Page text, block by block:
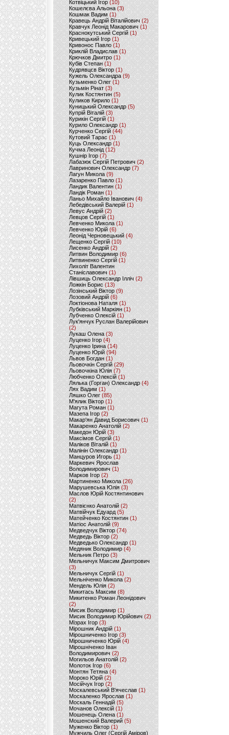
Котвіцький Ігор (10)
Кошелєва Альона(3)
Кошмак Вадим (1)
Кравець Андрій Віталійович (2)
Кравчук Леонід Макарович (1)
Краснокутський Сергій (1)
Кривецький Ігор (1)
Кривонос Павло (1)
Криклій Владислав (1)
Крючков Дмитро(1)
Кубів Степан(1)
Кудрявцєв Віктор (1)
Кужель Олександра (9)
Кузьменко Олег (1)
Кузьмін Рінат(3)
Кулик Костянтин(5)
Куликов Кирило (1)
Куницький Олександр (5)
Купрій Віталій (3)
Курикін Сергій(1)
Курило Олександр (1)
Курченко Сергій (44)
Кутовий Тарас (1)
Куць Олександр (1)
Кучма Леонід (12)
Кушнір Ігор(7)
Лабазюк Сергій Петрович (2)
Лавринович Олександр(7)
Лагун Микола(9)
Лазаренко Павло (1)
Ландик Валентин (1)
Ландік Роман (1)
Ланьо Михайло Іванович(4)
Лебедівський Валерій(1)
Левус Андрій(2)
Левцов Сергій (1)
Левченко Микола (1)
Левченко Юрій (6)
Леонід Черновецький (4)
Лещенко Сергій (10)
Лисенко Андрій (2)
Литвин Володимир (6)
Литвиненко Сергій (1)
Лихоліт Валентин
Станіславович (1)
Лівшиць Олександр Ілліч (2)
Ложкін Борис(13)
Лозінський Віктор(9)
Лозовий Андрій (6)
Локтіонова Наталя (1)
Лубківський Маркіян(1)
Лубченко Олексій (1)
Лук'янчук Руслан Валерійович
(2)
Лукаш Олена (3)
Луценко Ігор (4)
Луценко Ірина (14)
Луценко Юрій (94)
Львов Богдан (1)
Льовочкін Сергій (29)
Льовочкіна Юлія(7)
Любченко Олексій(1)
Лялька (Горган) Олександр(4)
Лях Вадим (1)
Ляшко Олег (85)
М'ялик Віктор(1)
Магута Роман(1)
Мазепа Ігор (2)
Макар'ян Давид Борисович(1)
Макаренко Анатолій (2)
Македон Юрій(3)
Максімов Сергій (1)
Маліков Віталій (1)
Малінін Олександр (1)
Манцуров Игорь (1)
Маркевич Ярослав
Володимирович (1)
Марков Ігор (2)
Мартиненко Микола (26)
Марушевська Юлія (3)
Маслов Юрій Костянтинович
(2)
Матвієнко Анатолій (2)
Матвійчук Едуард(5)
Матейченко Костянтин (1)
Матіос Анатолій (9)
Медведчук Віктор(74)
Медведь Віктор (2)
Медведько Олександр (1)
Медяник Володимир(4)
Мельник Петро (3)
Мельничук Максим Дмитрович
(3)
Мельничук Сергій (1)
Мельніченко Микола (2)
Мендель Юлія (2)
Микитась Максим (8)
Микитенко Роман Леонідович
(2)
Мисик Володимир (1)
Мисик Володимир Юрійович(2)
Мізрах Ігор(3)
Мірошник Андрій(1)
Мірошниченко Ігор (3)
Мірошниченко Юрій(4)
Мірошніченко Іван
Володимирович (2)
Могильов Анатолій (2)
Молоток Ігор (6)
Монтян Тетяна (4)
Мороко Юрій(2)
Мосійчук Ігор (2)
Москалевський В'ячеслав (1)
Москаленко Ярослав (1)
Москаль Геннадій (5)
Мочанов Олексій(1)
Мошенець Олена(1)
Мошенский Валерий (5)
Муженко Віктор (1)
Мужчиль Олег (Сергій Аміров)